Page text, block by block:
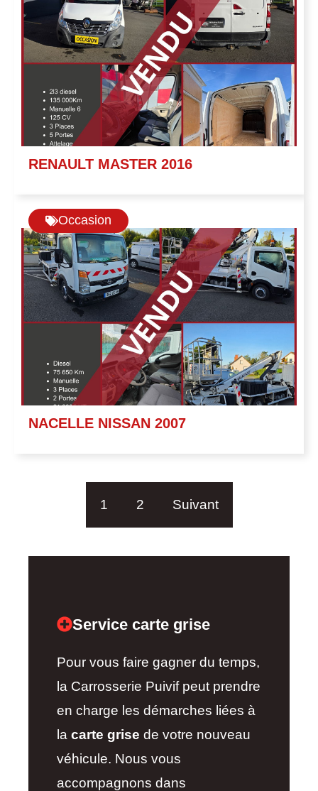
RENAULT MASTER 2016
Occasion
NACELLE NISSAN 2007
1 2 Suivant
Service carte grise
Pour vous faire gagner du temps,
la Carrosserie Puivif peut prendre
en charge les démarches liées à
la carte grise de votre nouveau
véhicule. Nous vous
accompagnons dans